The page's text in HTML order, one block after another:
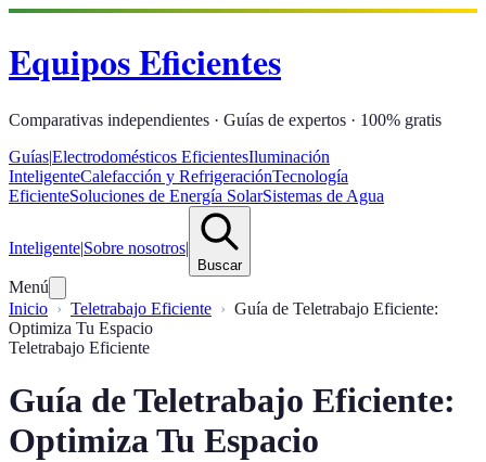
Equipos Eficientes
Comparativas independientes · Guías de expertos · 100% gratis
Guías|Electrodomésticos EficientesIluminación
InteligenteCalefacción y RefrigeraciónTecnología
EficienteSoluciones de Energía SolarSistemas de Agua
Inteligente|Sobre nosotros|
Buscar
Menú
Inicio
Teletrabajo Eficiente
Guía de Teletrabajo Eficiente:
Optimiza Tu Espacio
Teletrabajo Eficiente
Guía de Teletrabajo Eficiente:
Optimiza Tu Espacio